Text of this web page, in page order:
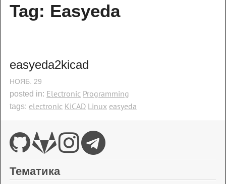
Tag: Easyeda
easyeda2kicad
НОЯБ. 29
posted in: Electronic Programming
tags: electronic KiCAD Linux easyeda
Тематика